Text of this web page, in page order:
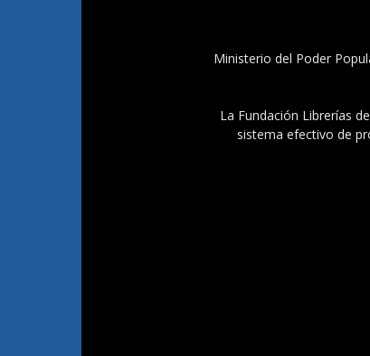
Ministerio del Poder
La Fundación Librerías
sistema efectivo de